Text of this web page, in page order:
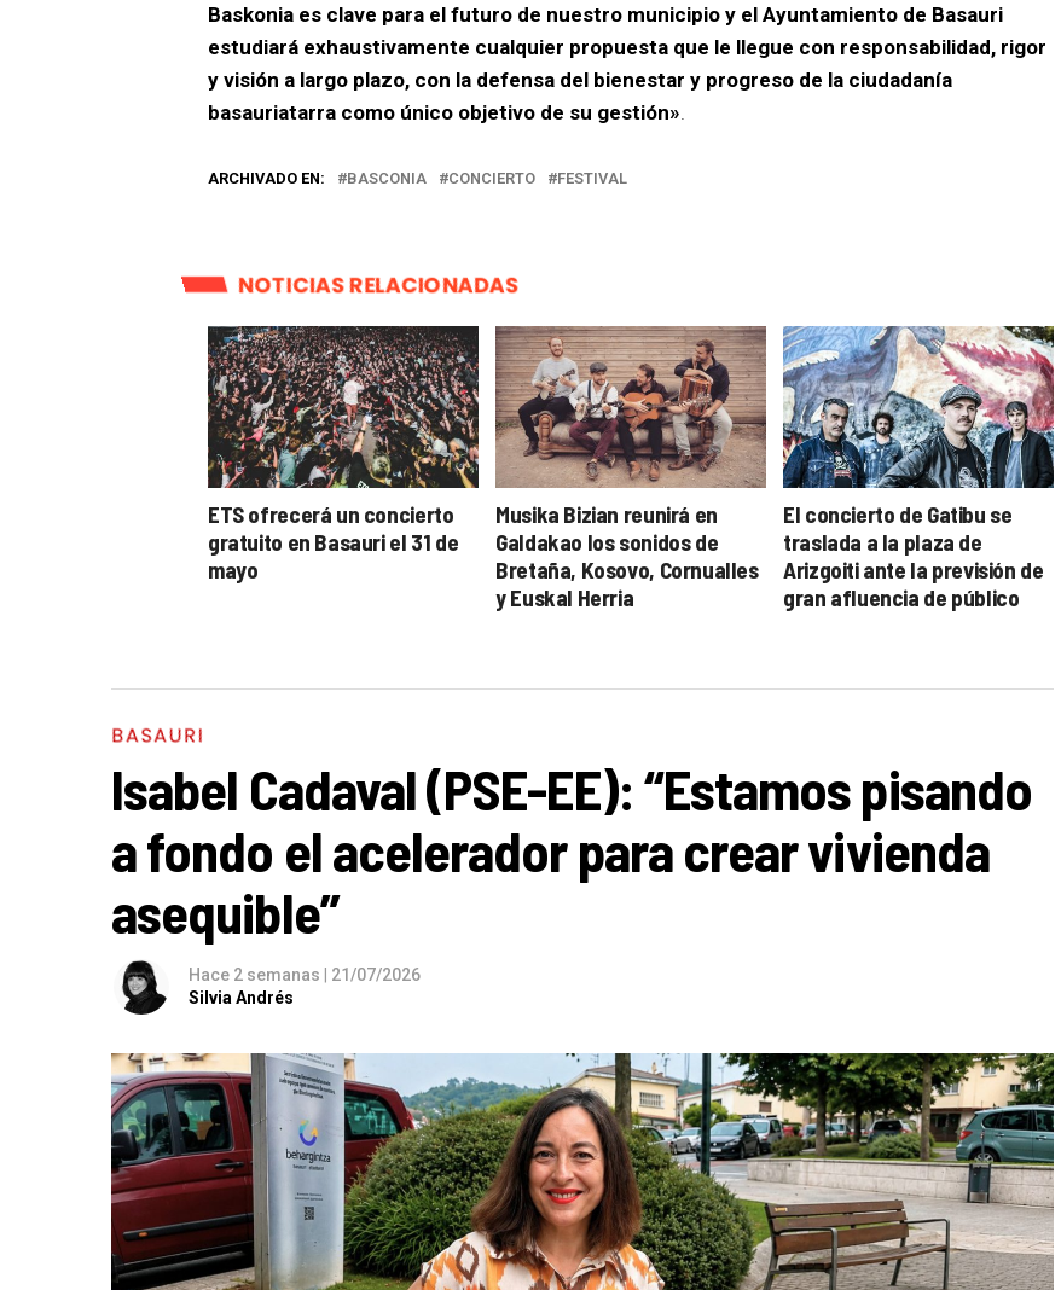
Baskonia es clave para el futuro de nuestro municipio y el Ayuntamiento de Basauri
estudiará exhaustivamente cualquier propuesta que le llegue con responsabilidad, rigor
y visión a largo plazo, con la defensa del bienestar y progreso de la ciudadanía
basauriatarra como único objetivo de su gestión»
ARCHIVADO EN: BASCONIA CONCIERTO FESTIVAL
NOTICIAS RELACIONADAS
ETS ofrecerá un concierto
gratuito en Basauri el 31 de
mayo
Musika Bizian reunirá en
Galdakao los sonidos de
Bretaña, Kosovo, Cornualles
y Euskal Herria
El concierto de Gatibu se
traslada a la plaza de
Arizgoiti ante la previsión de
gran afluencia de público
BASAURI
Isabel Cadaval (PSE-EE): “Estamos pisando
a fondo el acelerador para crear vivienda
asequible”
Hace 2 semanas | 21/07/2026
Silvia Andrés